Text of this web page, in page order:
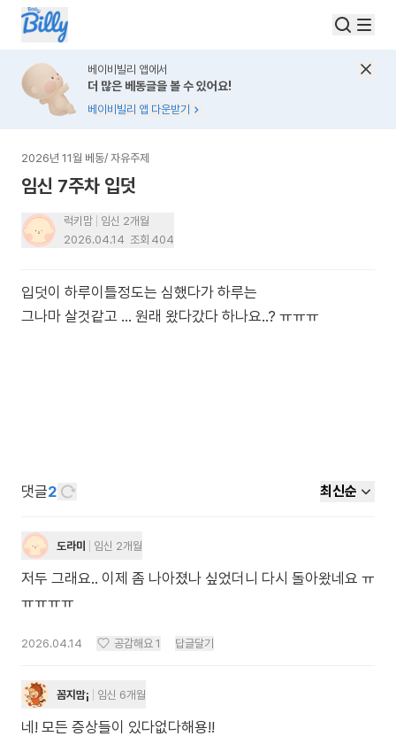
베이비빌리 앱에서
더 많은 베동글을 볼 수 있어요!
베이비빌리 앱 다운받기
2026년 11월 베동/ 자유주제
임신 7주차 입덧
럭키맘
임신 2개월
2026.04.14 조회 404
입덧이 하루이틀정도는 심했다가 하루는
그나마 살것같고 ... 원래 왔다갔다 하나요..? ㅠㅠㅠ
댓글2 최신순
도라미 임신 2개월
저두 그래요.. 이제 좀 나아졌나 싶었더니 다시 돌아왔네요 ㅠ
ㅠㅠㅠㅠ
2026.04.14 공감해요 1 답글달기
꼼지맘¡ 임신 6개월
네! 모든 증상들이 있다없다해용!!